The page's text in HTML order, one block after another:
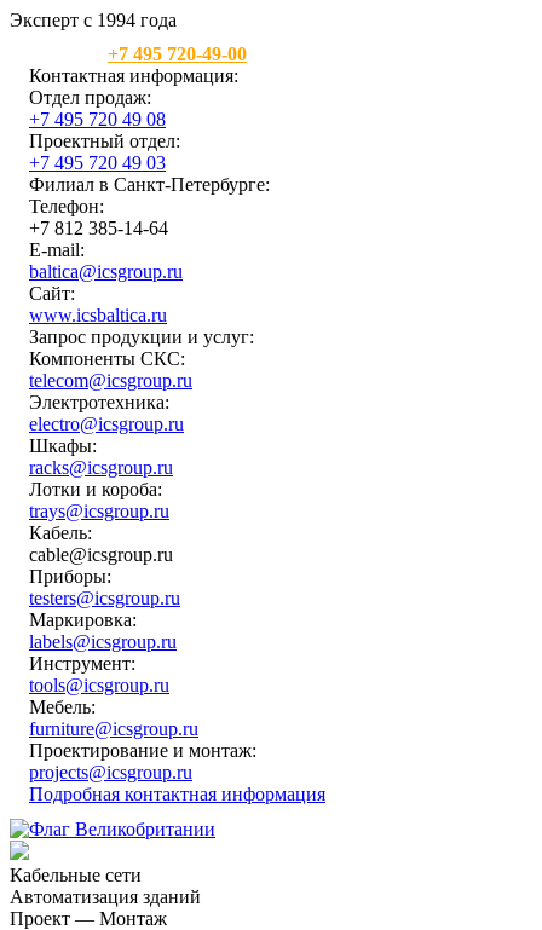
Эксперт с 1994 года
+7 495 720-49-00
Контактная информация:
Отдел продаж:
+7 495 720 49 08
Проектный отдел:
+7 495 720 49 03
Филиал в Санкт-Петербурге:
Телефон:
+7 812 385-14-64
E-mail:
baltica@icsgroup.ru
Сайт:
www.icsbaltica.ru
Запрос продукции и услуг:
Компоненты СКС:
telecom@icsgroup.ru
Электротехника:
electro@icsgroup.ru
Шкафы:
racks@icsgroup.ru
Лотки и короба:
trays@icsgroup.ru
Кабель:
cable@icsgroup.ru
Приборы:
testers@icsgroup.ru
Маркировка:
labels@icsgroup.ru
Инструмент:
tools@icsgroup.ru
Мебель:
furniture@icsgroup.ru
Проектирование и монтаж:
projects@icsgroup.ru
Подробная контактная информация
Кабельные сети
Автоматизация зданий
Проект — Монтаж